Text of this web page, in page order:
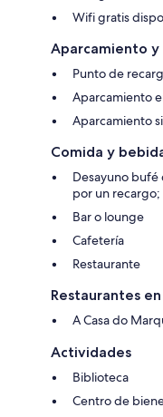
Wifi gratis
Aparcamiento
Punto de
Aparcamiento
Aparcamiento
Comida y
Desayuno
por un recargo;
Bar o lounge
Cafetería
Restaurante
Restaurantes
A Casa do
Actividades
Biblioteca
Centro de